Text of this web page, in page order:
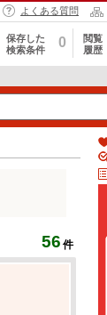
よくある質問
保存した
検索条件
0
閲覧
履歴
56 件